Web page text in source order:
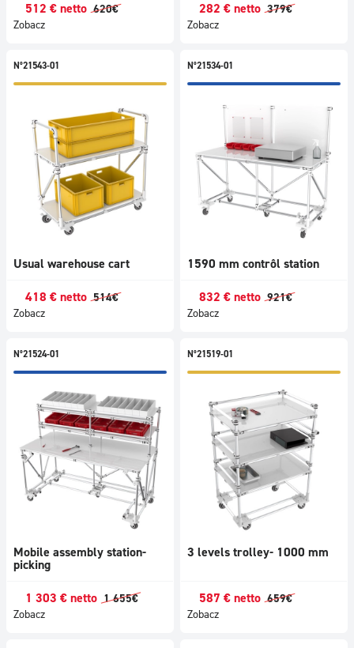
512 € netto 620€
Zobacz
282 € netto 379€
Zobacz
N°21543-01
Usual warehouse cart
418 € netto 514€
Zobacz
N°21534-01
1590 mm contrôl station
832 € netto 921€
Zobacz
N°21524-01
Mobile assembly station-
picking
1 303 € netto 1 655€
Zobacz
N°21519-01
3 levels trolley- 1000 mm
587 € netto 659€
Zobacz